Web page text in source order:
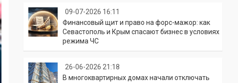
09-07-2026 16:11
Финансовый щит и право на форс-мажор: как
Севастополь и Крым спасают бизнес в условиях
режима ЧС
26-06-2026 21:18
В многоквартирных домах начали отключать